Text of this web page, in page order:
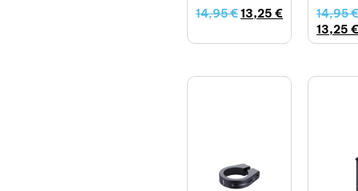
14,95€13,25 € 14,95€
13,25 €